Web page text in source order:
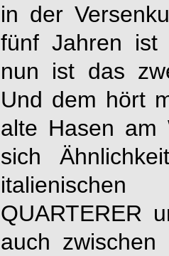
in der
fünf Jahren ist
nun ist das
Und dem hört
alte Hasen am
sich
QUARTERER
auch zwischen